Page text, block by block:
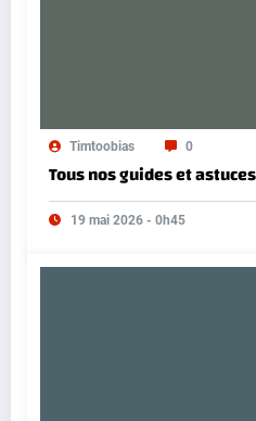
Timtoobias 0
Tous nos guides et
19 mai 2026 - 0h45